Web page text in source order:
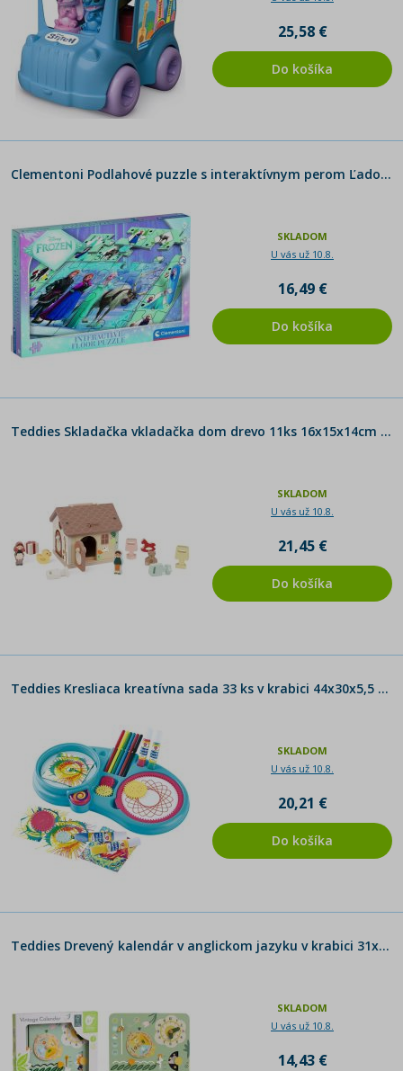
25,58 €
Do košíka
Clementoni Podlahové puzzle s interaktívnym perom Ľadové kráľovstvo
SKLADOM
U vás už 10.8.
16,49 €
Do košíka
Teddies Skladačka vkladačka dom drevo 11ks 16x15x14cm 18m+
SKLADOM
U vás už 10.8.
21,45 €
Do košíka
Teddies Kresliaca kreatívna sada 33 ks v krabici 44x30x5,5 cm
SKLADOM
U vás už 10.8.
20,21 €
Do košíka
Teddies Drevený kalendár v anglickom jazyku v krabici 31x31x5cm
SKLADOM
U vás už 10.8.
14,43 €